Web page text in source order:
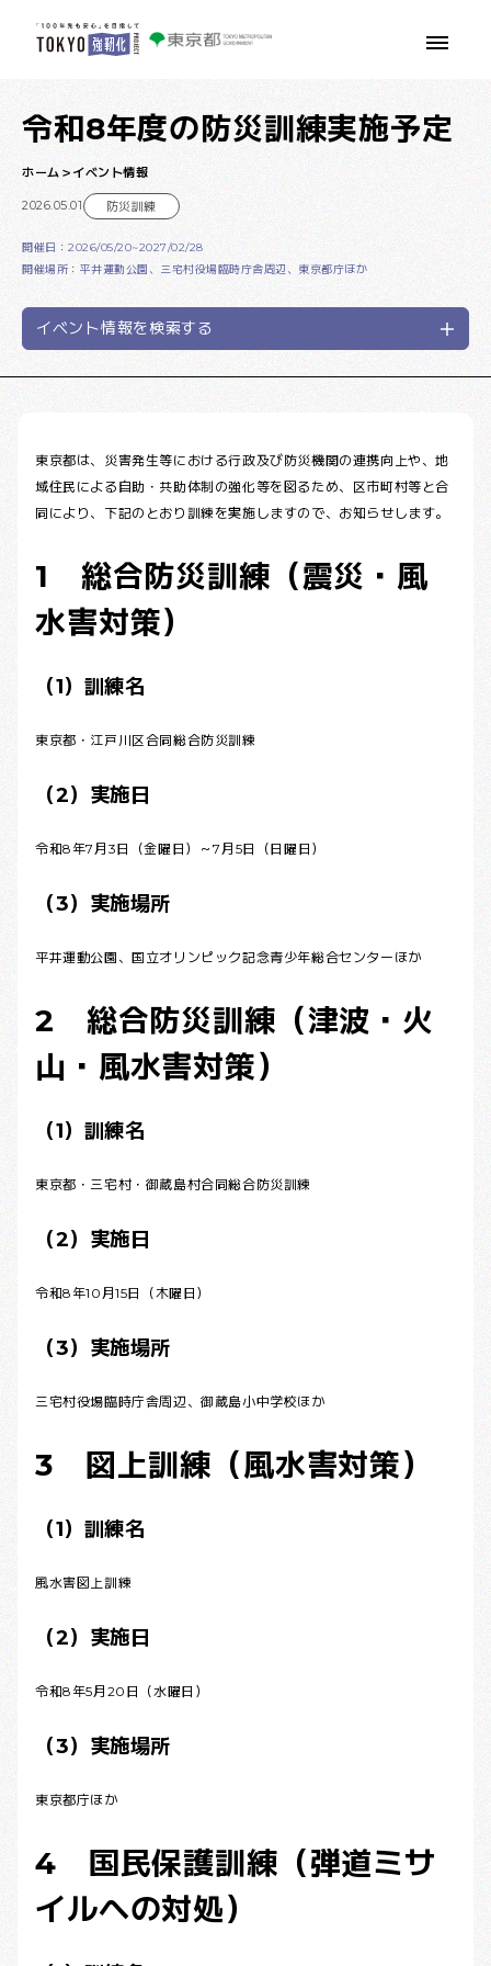
本文へ移動
令和8年度の防災訓練実施予定
ホーム イベント情報
2026.05.01 防災訓練
開催日：2026/05/20~2027/02/28
開催場所：平井運動公園、三宅村役場臨時庁舎周辺、東京都庁ほか
イベント情報を検索する
東京都は、災害発生等における行政及び防災機関の連携向上や、地
域住民による自助・共助体制の強化等を図るため、区市町村等と合
同により、下記のとおり訓練を実施しますので、お知らせします。
1 総合防災訓練（震災・風
水害対策）
（1）訓練名
東京都・江戸川区合同総合防災訓練
（2）実施日
令和8年7月3日（金曜日）～7月5日（日曜日）
（3）実施場所
平井運動公園、国立オリンピック記念青少年総合センターほか
2 総合防災訓練（津波・火
山・風水害対策）
（1）訓練名
東京都・三宅村・御蔵島村合同総合防災訓練
（2）実施日
令和8年10月15日（木曜日）
（3）実施場所
三宅村役場臨時庁舎周辺、御蔵島小中学校ほか
3 図上訓練（風水害対策）
（1）訓練名
風水害図上訓練
（2）実施日
令和8年5月20日（水曜日）
（3）実施場所
東京都庁ほか
4 国民保護訓練（弾道ミサ
イルへの対処）